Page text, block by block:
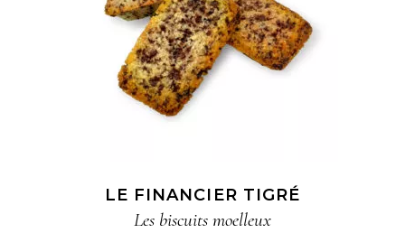
AJOUTER AU PANIER
LE FINANCIER TIGRÉ
Les biscuits moelleux